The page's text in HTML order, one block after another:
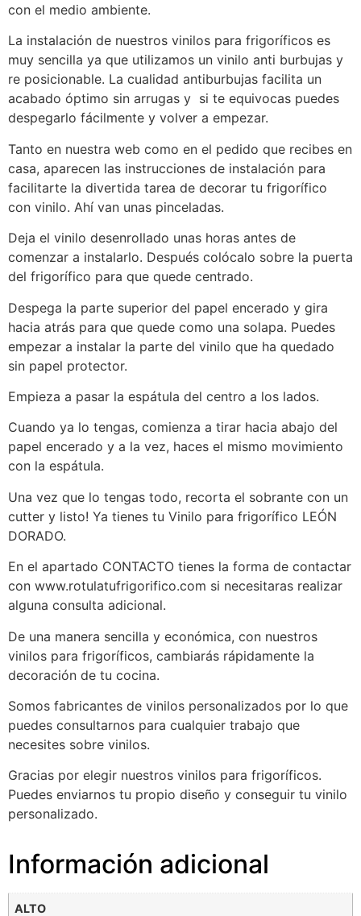
con el medio ambiente.
La instalación de nuestros vinilos para frigoríficos es
muy sencilla ya que utilizamos un vinilo anti burbujas y
re posicionable. La cualidad antiburbujas facilita un
acabado óptimo sin arrugas y si te equivocas puedes
despegarlo fácilmente y volver a empezar.
Tanto en nuestra web como en el pedido que recibes en
casa, aparecen las instrucciones de instalación para
facilitarte la divertida tarea de decorar tu frigorífico
con vinilo. Ahí van unas pinceladas.
Deja el vinilo desenrollado unas horas antes de
comenzar a instalarlo. Después colócalo sobre la puerta
del frigorífico para que quede centrado.
Despega la parte superior del papel encerado y gira
hacia atrás para que quede como una solapa. Puedes
empezar a instalar la parte del vinilo que ha quedado
sin papel protector.
Empieza a pasar la espátula del centro a los lados.
Cuando ya lo tengas, comienza a tirar hacia abajo del
papel encerado y a la vez, haces el mismo movimiento
con la espátula.
Una vez que lo tengas todo, recorta el sobrante con un
cutter y listo! Ya tienes tu Vinilo para frigorífico LEÓN
DORADO.
En el apartado CONTACTO tienes la forma de contactar
con www.rotulatufrigorifico.com si necesitaras realizar
alguna consulta adicional.
De una manera sencilla y económica, con nuestros
vinilos para frigoríficos, cambiarás rápidamente la
decoración de tu cocina.
Somos fabricantes de vinilos personalizados por lo que
puedes consultarnos para cualquier trabajo que
necesites sobre vinilos.
Gracias por elegir nuestros vinilos para frigoríficos.
Puedes enviarnos tu propio diseño y conseguir tu vinilo
personalizado.
Información adicional
ALTO